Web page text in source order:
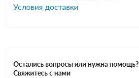
Условия доставки
Остались вопросы или нужна помощь?
Свяжитесь с нами